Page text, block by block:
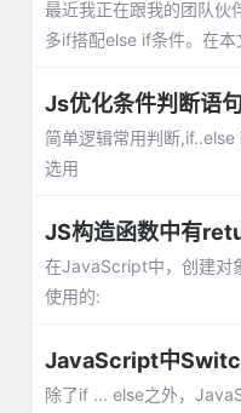
最近我正在跟我的团队伙
多if搭配else if条件。在本
Js优化条件判断语
简单逻辑常用判断
选用
JS构造函数中有
在JavaScript中，创建对
使用的:
JavaScript中
除了if ... else之外，